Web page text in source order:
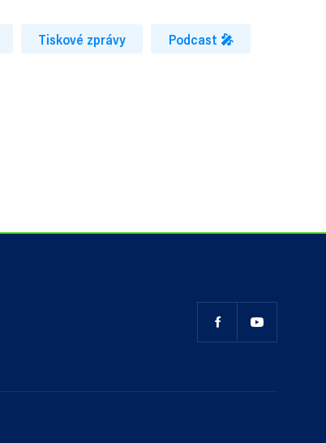
Tiskové zprávy Podcast 🎤